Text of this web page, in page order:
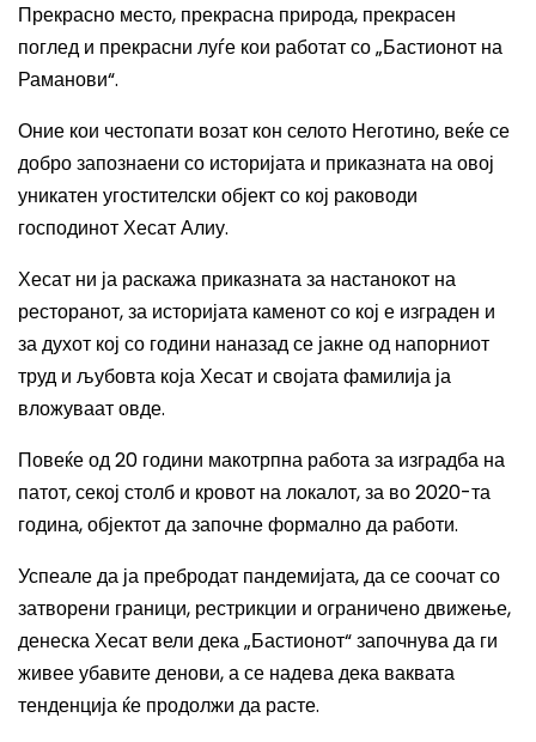
Прекрасно место, прекрасна природа, прекрасен
поглед и прекрасни луѓе кои работат со „Бастионот на
Раманови“.
Оние кои честопати возат кон селото Неготино, веќе се
добро запознаени со историјата и приказната на овој
уникатен угостителски објект со кој раководи
господинот Хесат Алиу.
Хесат ни ја раскажа приказната за настанокот на
ресторанот, за историјата каменот со кој е изграден и
за духот кој со години наназад се јакне од напорниот
труд и љубовта која Хесат и својата фамилија ја
вложуваат овде.
Повеќе од 20 години макотрпна работа за изградба на
патот, секој столб и кровот на локалот, за во 2020-та
година, објектот да започне формално да работи.
Успеале да ја пребродат пандемијата, да се соочат со
затворени граници, рестрикции и ограничено движење,
денеска Хесат вели дека „Бастионот“ започнува да ги
живее убавите денови, а се надева дека ваквата
тенденција ќе продолжи да расте.